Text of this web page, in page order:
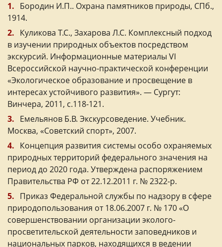
Бородин И.П.. Охрана памятников природы, СПб.,
1914.
Куликова Т.С., Захарова Л.С. Комплексный подход
в изучении природных объектов посредством
экскурсий. Информационные материалы VI
Всероссийской научно-практической конференции
«Экологическое образование и просвещение в
интересах устойчивого развития». — Сургут:
Винчера, 2011, с.118-121.
Емельянов Б.В. Экскурсоведение. Учебник.
Москва, «Советский спорт», 2007.
Концепция развития системы особо охраняемых
природных территорий федерального значения на
период до 2020 года. Утверждена распоряжением
Правительства РФ от 22.12.2011 г. № 2322-р.
Приказ Федеральной службы по надзору в сфере
природопользования от 18.06.2007 г. № 170 «О
совершенствовании организации эколого-
просветительской деятельности заповедников и
национальных парков, находящихся в ведении